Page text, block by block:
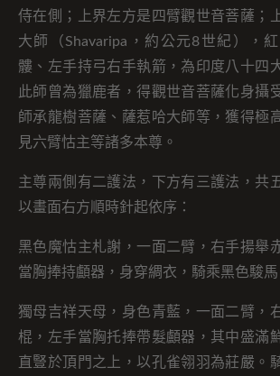
侍在側；上界左方是四臂觀世音菩薩；
大師（Shavaripa，約公元8世紀），
髏、左手持弓右手執箭，為印度八十四
此師曾為獵鹿者，得觀世音菩薩化身攝
師承龍樹菩薩、薩惹哈大師等，獲得極
見六臂怙主等諸多本尊。
主尊兩側有二護法，下方有三護法，共
以畫面右方順時針起依序：
黑色魔怙主札謝，一面二臂，右手揚舉
當胸捧持顱器，身穿綢衣，騎乘黑色駿馬
獨母吉祥天母，身色青藍，一面二臂，
棍，左手當胸托捧帶髮顱器，其中盛滿
直豎於頂門之上，以孔雀翎羽為莊嚴。